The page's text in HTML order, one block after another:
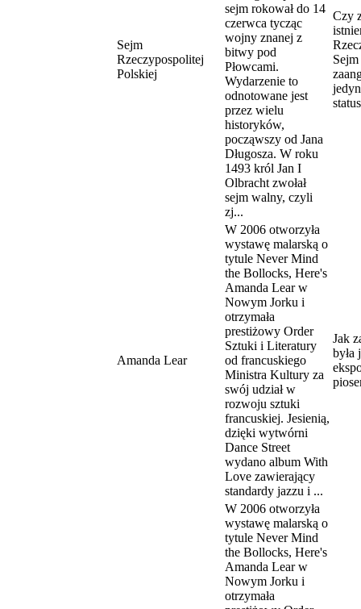
Sejm
Rzeczypospolitej
Polskiej
sejm rokował do 14
czerwca tycząc
wojny znanej z
bitwy pod
Płowcami.
Wydarzenie to
odnotowane jest
przez wielu
historyków,
począwszy od Jana
Długosza. W roku
1493 król Jan I
Olbracht zwołał
sejm walny, czyli
zj...
Czy
Amanda Lear
W 2006 otworzyła
wystawę malarską o
tytule Never Mind
the Bollocks, Here's
Amanda Lear w
Nowym Jorku i
otrzymała
prestiżowy Order
Sztuki i Literatury
od francuskiego
Ministra Kultury za
swój udział w
rozwoju sztuki
francuskiej. Jesienią,
dzięki wytwórni
Dance Street
wydano album With
Love zawierający
standardy jazzu i ...
Jak
była
W 2006 otworzyła
wystawę malarską o
tytule Never Mind
the Bollocks, Here's
Amanda Lear w
Nowym Jorku i
otrzymała